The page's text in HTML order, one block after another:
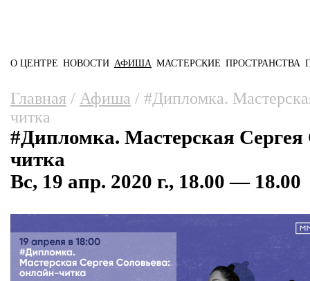
Главное меню
О ЦЕНТРЕ НОВОСТИ АФИША МАСТЕРСКИЕ ПРОСТРАНСТВА
Вы здесь
Главная / Афиша / #Дипломка.
читка
#Дипломка. Мастерская
читка
Вс, 19 апр. 2020 г., 18.00 — 18.00